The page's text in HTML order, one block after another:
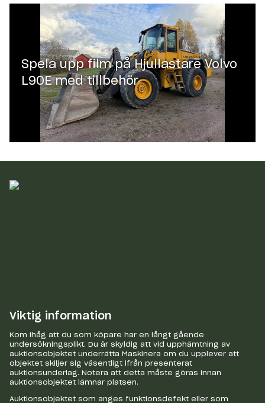
Spela upp film påHjullastare Volvo
L90E med tillbehör
Viktig information
Kom ihåg att du som köpare har en långt gående
undersökningsplikt. Du är skyldig att vid upphämtning av
auktionsobjektet underrätta Maskinera om du upplever att
objektet skiljer sig väsentligt ifrån presenterat
auktionsunderlag. Notera att detta måste göras innan
auktionsobjektet lämnar platsen.
Auktionsobjektet som anges funktionsdefekt eller som